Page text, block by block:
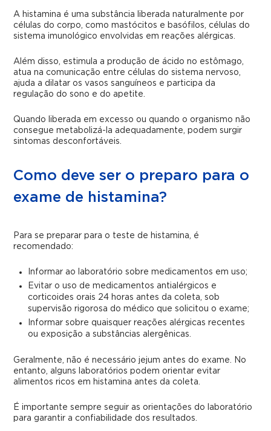
A histamina é uma substância liberada naturalmente por
células do corpo, como mastócitos e basófilos, células do
sistema imunológico envolvidas em reações alérgicas.
Além disso, estimula a produção de ácido no estômago,
atua na comunicação entre células do sistema nervoso,
ajuda a dilatar os vasos sanguíneos e participa da
regulação do sono e do apetite.
Quando liberada em excesso ou quando o organismo não
consegue metabolizá-la adequadamente, podem surgir
sintomas desconfortáveis.
Como deve ser o preparo para o
exame de histamina?
Para se preparar para o teste de histamina, é
recomendado:
Informar ao laboratório sobre medicamentos em uso;
Evitar o uso de medicamentos antialérgicos e
corticoides orais 24 horas antes da coleta, sob
supervisão rigorosa do médico que solicitou o exame;
Informar sobre quaisquer reações alérgicas recentes
ou exposição a substâncias alergênicas.
Geralmente, não é necessário jejum antes do exame. No
entanto, alguns laboratórios podem orientar evitar
alimentos ricos em histamina antes da coleta.
É importante sempre seguir as orientações do laboratório
para garantir a confiabilidade dos resultados.